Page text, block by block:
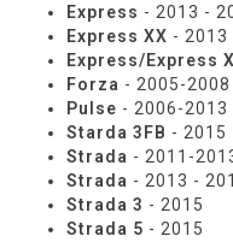
Express - 2013 -
Express XX - 2013
Express/Express
Forza - 2005-2008
Pulse - 2006-2013
Starda 3FB - 2015
Strada - 2011-
Strada - 2013 -
Strada 3 - 2015
Strada 5 - 2015